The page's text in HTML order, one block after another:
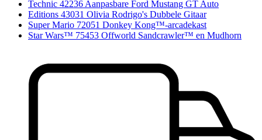
Technic 42236 Aanpasbare Ford Mustang GT Auto
Editions 43031 Olivia Rodrigo's Dubbele Gitaar
Super Mario 72051 Donkey Kong™-arcadekast
Star Wars™ 75453 Offworld Sandcrawler™ en Mudhorn